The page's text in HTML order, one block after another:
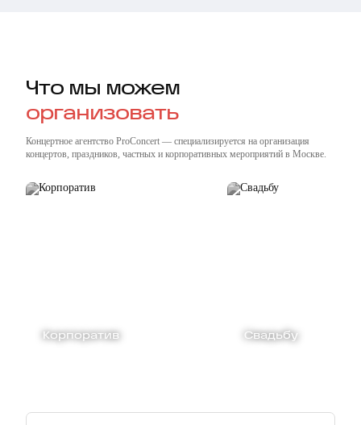
Что мы можем
организовать
Концертное агентство ProConcert — cпециализируется на организация
концертов, праздников, частных и корпоративных мероприятий в Москве.
Корпоратив Свадьбу